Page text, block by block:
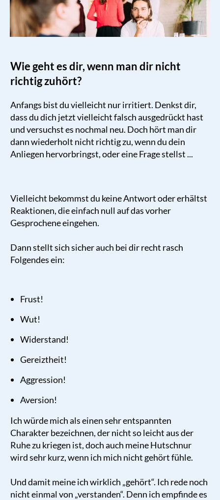
Wie geht es dir, wenn man dir nicht
richtig zuhört?
Anfangs bist du vielleicht nur irritiert. Denkst dir,
dass du dich jetzt vielleicht falsch ausgedrückt hast
und versuchst es nochmal neu. Doch hört man dir
dann wiederholt nicht richtig zu, wenn du dein
Anliegen hervorbringst, oder eine Frage stellst ...
Vielleicht bekommst du keine Antwort oder erhältst
Reaktionen, die einfach null auf das vorher
Gesprochene eingehen.
Dann stellt sich sicher auch bei dir recht rasch
Folgendes ein:
Frust!
Wut!
Widerstand!
Gereiztheit!
Aggression!
Aversion!
Ich würde mich als einen sehr entspannten
Charakter bezeichnen, der nicht so leicht aus der
Ruhe zu kriegen ist, doch auch meine Hutschnur
wird sehr kurz, wenn ich mich nicht gehört fühle.
Und damit meine ich wirklich „gehört“. Ich rede noch
nicht einmal von „verstanden“. Denn ich empfinde es